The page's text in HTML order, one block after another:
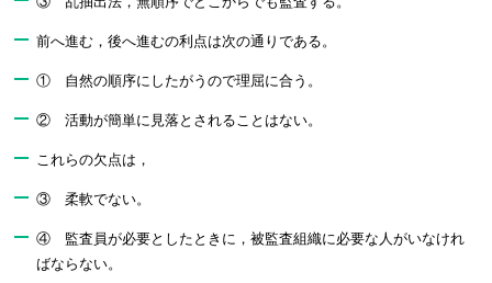
前へ進む，後へ進むの利点は次の通りである。
① 自然の順序にしたがうので理屈に合う。
② 活動が簡単に見落とされることはない。
これらの欠点は，
③ 柔軟でない。
④ 監査員が必要としたときに，被監査組織に必要な人がいなけれ
ばならない。